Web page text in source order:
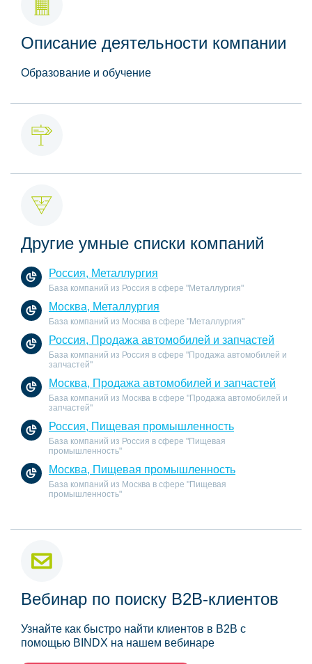
Описание деятельности компании
Образование и обучение
Другие умные списки компаний
Россия, Металлургия
База компаний из Россия в сфере "Металлургия"
Москва, Металлургия
База компаний из Москва в сфере "Металлургия"
Россия, Продажа автомобилей и запчастей
База компаний из Россия в сфере "Продажа автомобилей и
запчастей"
Москва, Продажа автомобилей и запчастей
База компаний из Москва в сфере "Продажа автомобилей и
запчастей"
Россия, Пищевая промышленность
База компаний из Россия в сфере "Пищевая
промышленность"
Москва, Пищевая промышленность
База компаний из Москва в сфере "Пищевая
промышленность"
Вебинар по поиску B2B-клиентов
Узнайте как быстро найти клиентов в B2B с
помощью BINDX на нашем вебинаре